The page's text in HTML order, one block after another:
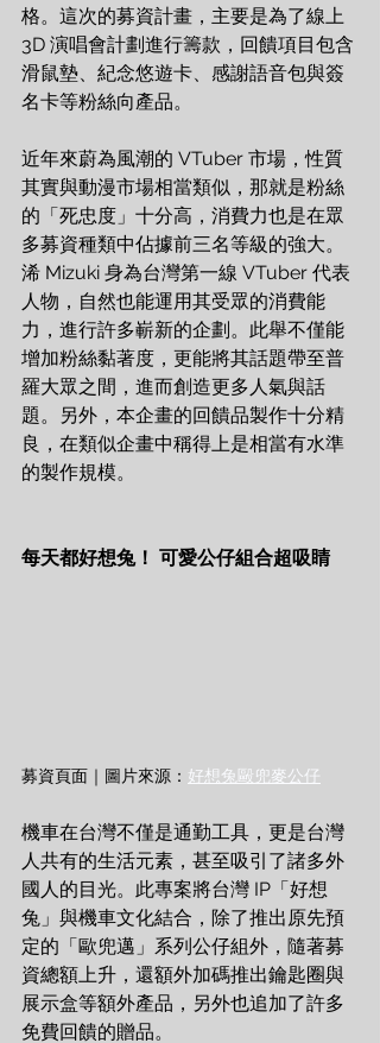
格。這次的募資計畫，主要是為了線上
3D 演唱會計劃進行籌款，回饋項目包含
滑鼠墊、紀念悠遊卡、感謝語音包與簽
名卡等粉絲向產品。
近年來蔚為風潮的 VTuber 市場，性質
其實與動漫市場相當類似，那就是粉絲
的「死忠度」十分高，消費力也是在眾
多募資種類中佔據前三名等級的強大。
浠 Mizuki 身為台灣第一線 VTuber 代表
人物，自然也能運用其受眾的消費能
力，進行許多嶄新的企劃。此舉不僅能
增加粉絲黏著度，更能將其話題帶至普
羅大眾之間，進而創造更多人氣與話
題。另外，本企畫的回饋品製作十分精
良，在類似企畫中稱得上是相當有水準
的製作規模。
每天都好想兔！ 可愛公仔組合超吸睛
募資頁面｜圖片來源： 好想兔毆兜麥公仔
機車在台灣不僅是通勤工具，更是台灣
人共有的生活元素，甚至吸引了諸多外
國人的目光。此專案將台灣 IP「好想
兔」與機車文化結合，除了推出原先預
定的「歐兜邁」系列公仔組外，隨著募
資總額上升，還額外加碼推出鑰匙圈與
展示盒等額外產品，另外也追加了許多
免費回饋的贈品。